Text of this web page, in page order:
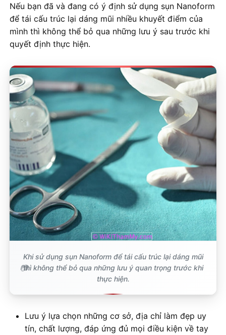
Nếu bạn đã và đang có ý định sử dụng sụn Nanoform
để tái cấu trúc lại dáng mũi nhiều khuyết điểm của
mình thì không thể bỏ qua những lưu ý sau trước khi
quyết định thực hiện.
Khi sử dụng sụn Nanoform để tái cấu trúc lại dáng mũi
thì không thể bỏ qua những lưu ý quan trọng trước khi
thực hiện.
Lưu ý lựa chọn những cơ sở, địa chỉ làm đẹp uy
tín, chất lượng, đáp ứng đủ mọi điều kiện về tay